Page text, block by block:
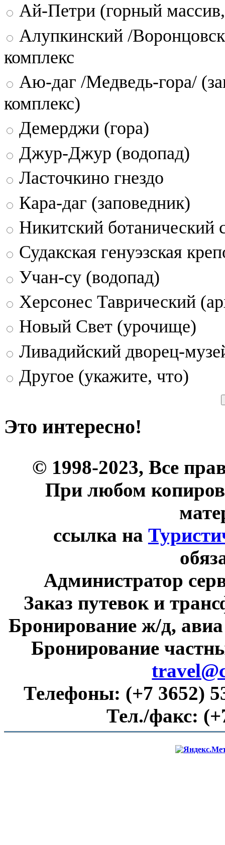
Ай-Петри (горный
Алупкинский /
комплекс
Аю-даг /Медведь-гора/
комплекс)
Демерджи (гора)
Джур-Джур (водопад)
Ласточкино гнездо
Кара-даг (заповедник)
Никитский ботанический
Судакская генуэзская
Учан-су (водопад)
Херсонес Таврический
Новый Свет (урочище)
Ливадийский дворец-
Другое (укажите, что)
Это интересно!
© 1998-2023, Все
При любом
ссылка на
Администратор
Заказ путевок и
Бронирование ж/д,
Бронирование
Телефоны: (+7 3652)
Тел./факс: